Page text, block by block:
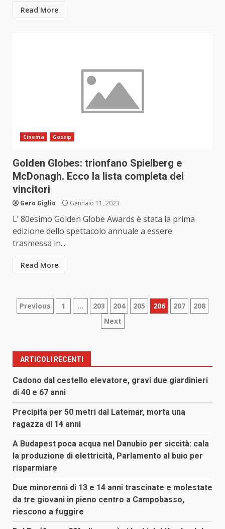
Read More
Cinema Gossip
Golden Globes: trionfano Spielberg e
McDonagh. Ecco la lista completa dei
vincitori
Gero Giglio Gennaio 11, 2023
L’ 80esimo Golden Globe Awards è stata la prima
edizione dello spettacolo annuale a essere
trasmessa in...
Read More
Paginazione
articoli
Previous 1 … 203 204 205 206 207
208
Next
ARTICOLI RECENTI
Cadono dal cestello elevatore, gravi due giardinieri
di 40 e 67 anni
Precipita per 50 metri dal Latemar, morta una
ragazza di 14 anni
A Budapest poca acqua nel Danubio per siccità: cala
la produzione di elettricità, Parlamento al buio per
risparmiare
Due minorenni di 13 e 14 anni trascinate e molestate
da tre giovani in pieno centro a Campobasso,
riescono a fuggire